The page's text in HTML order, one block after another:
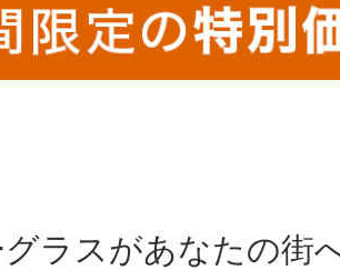
ラスがあなたの街